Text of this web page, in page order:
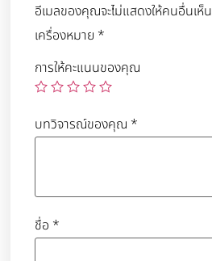
อีเมลของคุณจะไม่แสดงให้คนอื่นเห็น
เครื่องหมาย *
การให้คะแนนของคุณ
บทวิจารณ์ของคุณ *
ชื่อ *